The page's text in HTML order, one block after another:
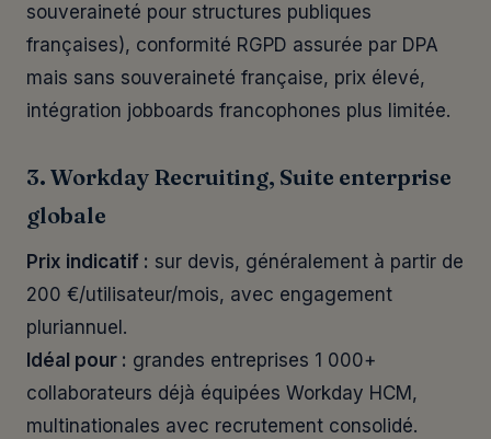
souveraineté pour structures publiques
françaises), conformité RGPD assurée par DPA
mais sans souveraineté française, prix élevé,
intégration jobboards francophones plus limitée.
3. Workday Recruiting, Suite enterprise
globale
Prix indicatif : sur devis, généralement à partir de
200 €/utilisateur/mois, avec engagement
pluriannuel.
Idéal pour : grandes entreprises 1 000+
collaborateurs déjà équipées Workday HCM,
multinationales avec recrutement consolidé.